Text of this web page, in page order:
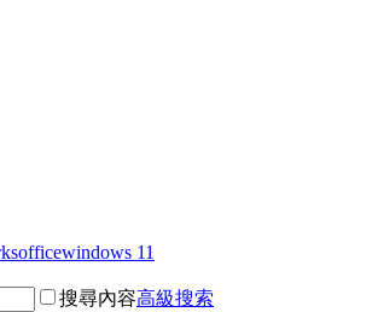
officewindows 11
搜尋內容高級搜索